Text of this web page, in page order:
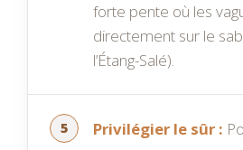
forte pente où les
directement sur le
l’Étang-Salé).
Privilégier le sûr :